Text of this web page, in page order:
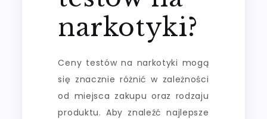
narkotyki?
Ceny testów na narkotyki mogą
się znacznie różnić w zależności
od miejsca zakupu oraz rodzaju
produktu. Aby znaleźć najlepsze